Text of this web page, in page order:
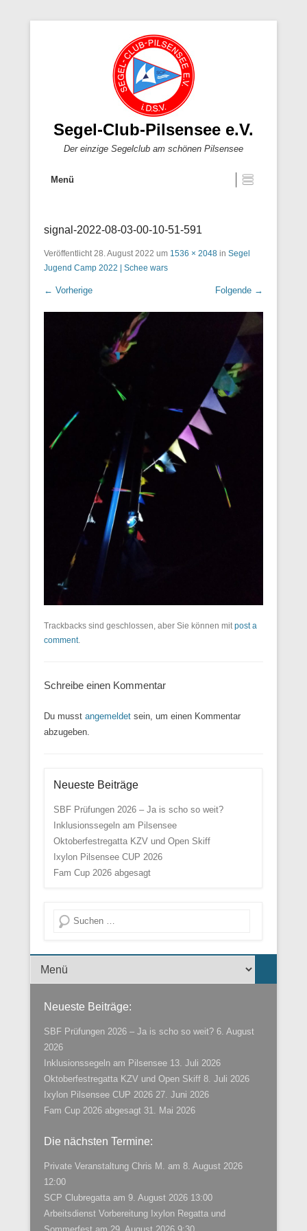
Segel-Club-Pilsensee e.V.
Der einzige Segelclub am schönen Pilsensee
Menü
signal-2022-08-03-00-10-51-591
Veröffentlicht28. August 2022 um 1536 × 2048 in Segel
Jugend Camp 2022 | Schee wars
← Vorherige Folgende →
Trackbacks sind geschlossen, aber Sie können mit post a
comment.
Schreibe einen Kommentar
Du musst angemeldet sein, um einen Kommentar
abzugeben.
Neueste Beiträge
SBF Prüfungen 2026 – Ja is scho so weit?
Inklusionssegeln am Pilsensee
Oktoberfestregatta KZV und Open Skiff
Ixylon Pilsensee CUP 2026
Fam Cup 2026 abgesagt
Suche
Menü der Fußzeile
Neueste Beiträge:
SBF Prüfungen 2026 – Ja is scho so weit? 6. August
2026
Inklusionssegeln am Pilsensee 13. Juli 2026
Oktoberfestregatta KZV und Open Skiff 8. Juli 2026
Ixylon Pilsensee CUP 2026 27. Juni 2026
Fam Cup 2026 abgesagt 31. Mai 2026
Die nächsten Termine:
Private Veranstaltung Chris M. am 8. August 2026
12:00
SCP Clubregatta am 9. August 2026 13:00
Arbeitsdienst Vorbereitung Ixylon Regatta und